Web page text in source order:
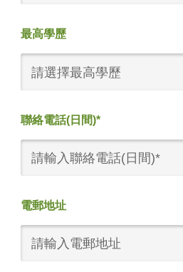
最高學歷
請選擇最高學歷
聯絡電話(日間)*
電郵地址